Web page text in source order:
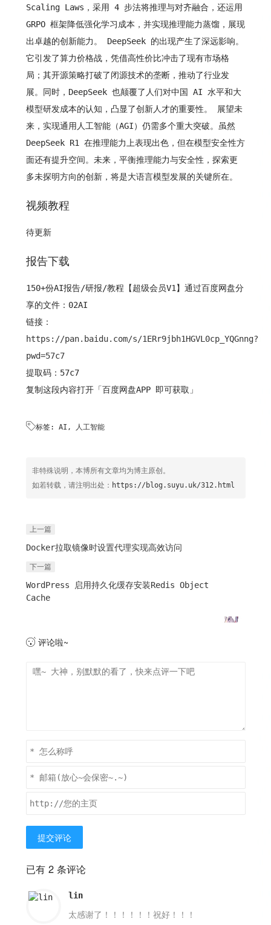
Scaling Laws，采用 4 步法将推理与对齐融合，还运用
GRPO 框架降低强化学习成本，并实现推理能力蒸馏，展现
出卓越的创新能力。 DeepSeek 的出现产生了深远影响。
它引发了算力价格战，凭借高性价比冲击了现有市场格
局；其开源策略打破了闭源技术的垄断，推动了行业发
展。同时，DeepSeek 也颠覆了人们对中国 AI 水平和大
模型研发成本的认知，凸显了创新人才的重要性。 展望未
来，实现通用人工智能（AGI）仍需多个重大突破。虽然
DeepSeek R1 在推理能力上表现出色，但在模型安全性方
面还有提升空间。未来，平衡推理能力与安全性，探索更
多未探明方向的创新，将是大语言模型发展的关键所在。
视频教程
待更新
报告下载
150+份AI报告/研报/教程【超级会员V1】通过百度网盘分
享的文件：02AI
链接：
https://pan.baidu.com/s/1ERr9jbh1HGVL0cp_YQGnng?
pwd=57c7
提取码：57c7
复制这段内容打开「百度网盘APP 即可获取」
标签: AI , 人工智能
非特殊说明，本博所有文章均为博主原创。
如若转载，请注明出处： https://blog.suyu.uk/312.html
上一篇
Docker拉取镜像时设置代理实现高效访问
下一篇
WordPress 启用持久化缓存安装Redis Object
Cache
评论啦~
提交评论
已有 2 条评论
lin
太感谢了！！！！！！祝好！！！